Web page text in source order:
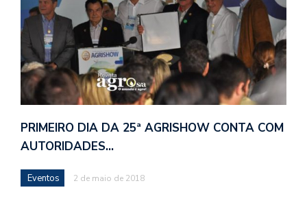
PRIMEIRO DIA DA 25ª AGRISHOW CONTA COM
AUTORIDADES…
Eventos 2 de maio de 2018